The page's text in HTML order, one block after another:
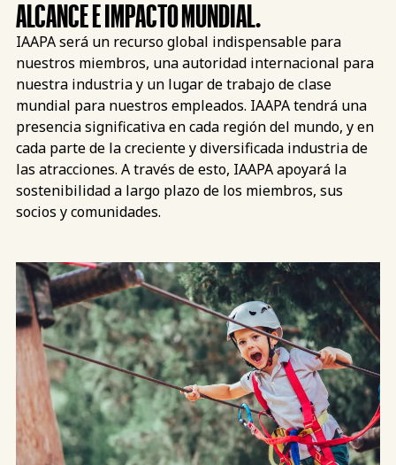
ALCANCE E IMPACTO MUNDIAL.
IAAPA será un recurso global indispensable para
nuestros miembros, una autoridad internacional para
nuestra industria y un lugar de trabajo de clase
mundial para nuestros empleados. IAAPA tendrá una
presencia significativa en cada región del mundo, y en
cada parte de la creciente y diversificada industria de
las atracciones. A través de esto, IAAPA apoyará la
sostenibilidad a largo plazo de los miembros, sus
socios y comunidades.